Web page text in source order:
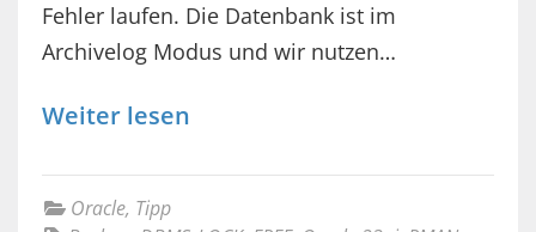
Fehler laufen. Die Datenbank ist im
Archivelog Modus und wir nutzen…
Weiter lesen
Oracle, Tipp